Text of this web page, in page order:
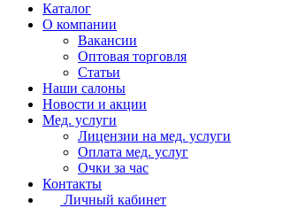
Каталог
О компании
Вакансии
Оптовая торговля
Статьи
Наши салоны
Новости и акции
Мед. услуги
Лицензии на мед. услуги
Оплата мед. услуг
Очки за час
Контакты
Личный кабинет